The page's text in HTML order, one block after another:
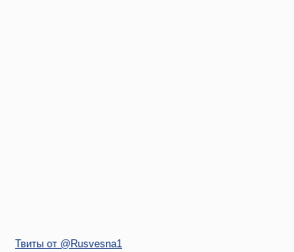
Твиты от @Rusvesna1